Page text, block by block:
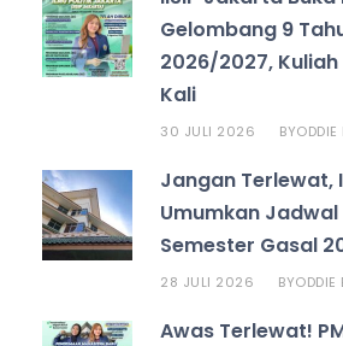
Gelombang 9
2026/2027, Kuliah
Kali
30 JULI 2026 BYODDIE
Jangan Terlewat,
Umumkan
Semester Gasal
28 JULI 2026 BYODDIE
Awas Terlewat!